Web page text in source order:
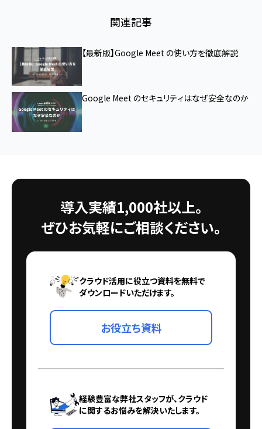
関連記事
【最新版】Google Meet の使い方を徹底解説
Google Meet のセキュリティはなぜ安全なのか
導入実績1,000社以上。
ぜひお気軽にご相談ください。
クラウド活用に役立つ資料を無料で
ダウンロードいただけます。
お役立ち資料
経験豊富な弊社スタッフが、クラウド
に関するお悩みを解決いたします。